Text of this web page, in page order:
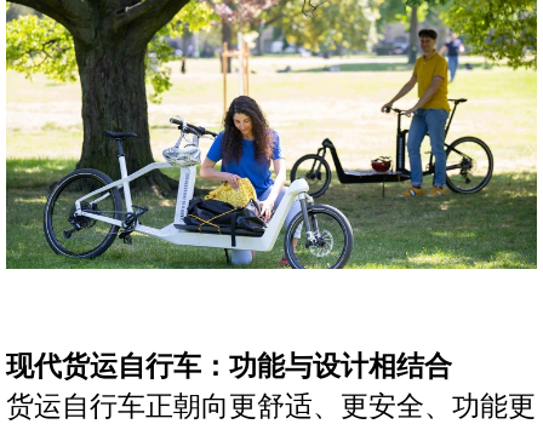
现代货运自行车：功能与设计相结合
货运自行车正朝向更舒适、更安全、功能更